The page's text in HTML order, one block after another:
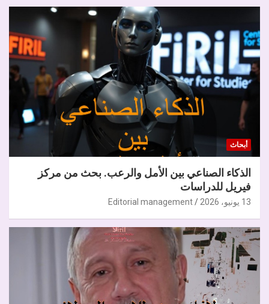
أبحاث
الذكاء الصناعي بين الأمل والرعب. بحث من مركز
فيريل للدراسات
13 يونيو، 2026 Editorial management